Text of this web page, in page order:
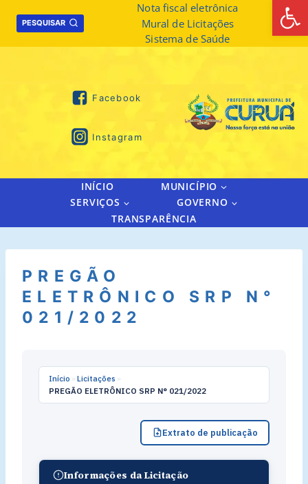
PESQUISAR
Nota fiscal eletrônica
Mural de Licitações
Sistema de Saúde
Facebook
Instagram
INÍCIO
MUNICÍPIO
SERVIÇOS
GOVERNO
TRANSPARÊNCIA
PREGÃO
ELETRÔNICO SRP N°
021/2022
Início » Licitações »
PREGÃO ELETRÔNICO SRP N° 021/2022
Extrato de publicação
Informações da Licitação